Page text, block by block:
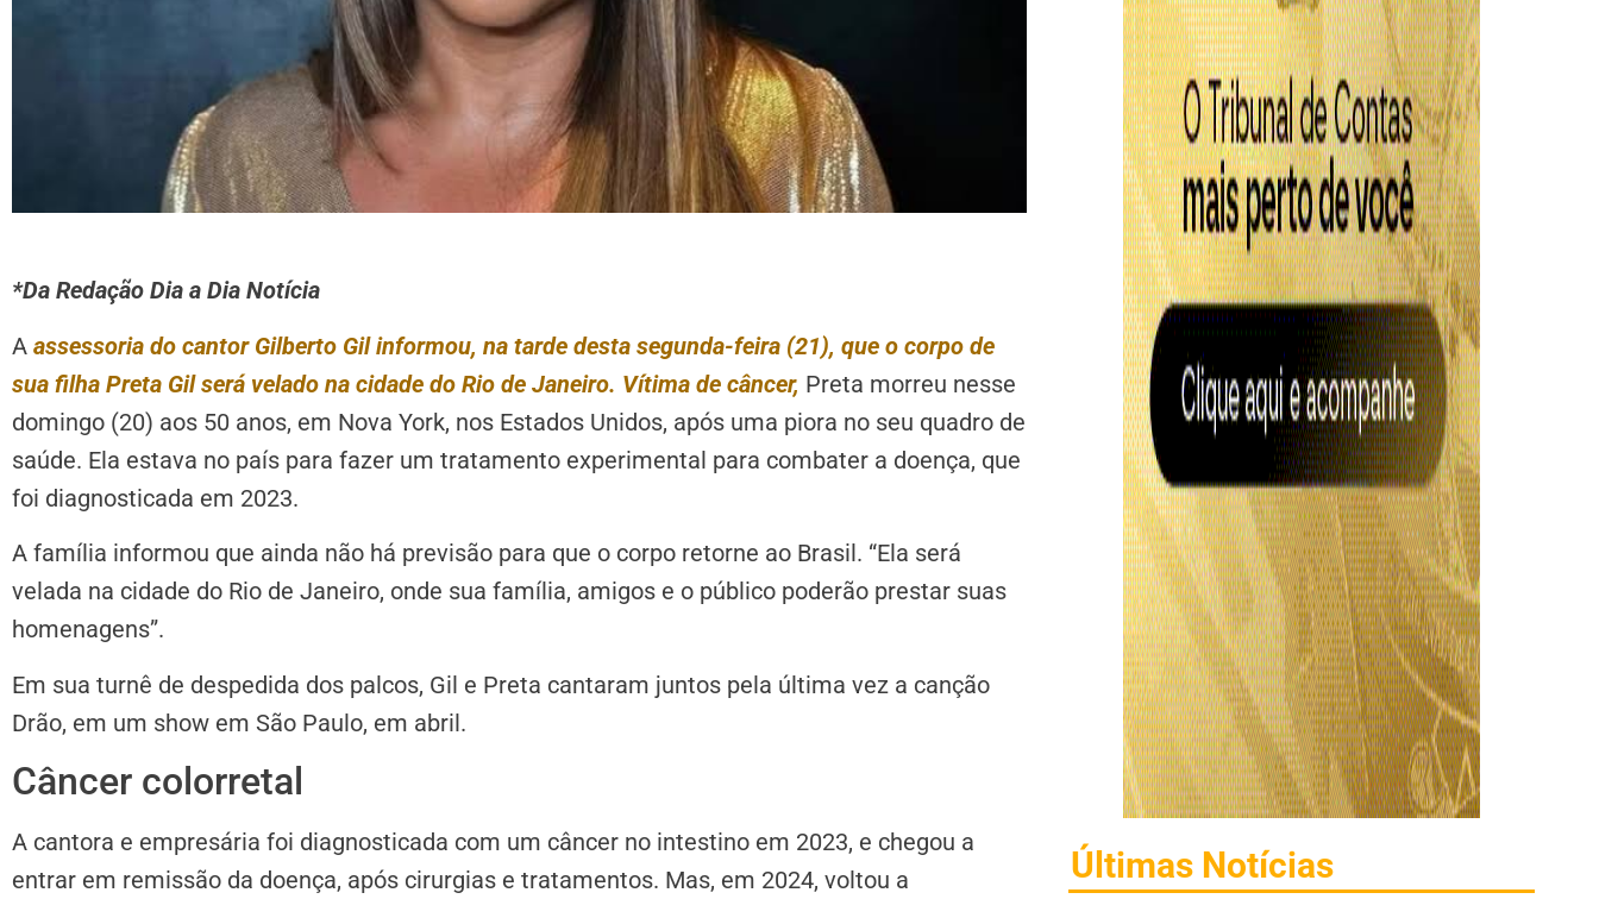
*Da Redação Dia a Dia Notícia
A assessoria do cantor Gilberto Gil informou, na tarde desta segunda-feira (21), que o corpo de
sua filha Preta Gil será velado na cidade do Rio de Janeiro. Vítima de câncer, Preta morreu nesse
domingo (20) aos 50 anos, em Nova York, nos Estados Unidos, após uma piora no seu quadro de
saúde. Ela estava no país para fazer um tratamento experimental para combater a doença, que
foi diagnosticada em 2023.
A família informou que ainda não há previsão para que o corpo retorne ao Brasil. “Ela será
velada na cidade do Rio de Janeiro, onde sua família, amigos e o público poderão prestar suas
homenagens”.
Em sua turnê de despedida dos palcos, Gil e Preta cantaram juntos pela última vez a canção
Drão, em um show em São Paulo, em abril.
Câncer colorretal
A cantora e empresária foi diagnosticada com um câncer no intestino em 2023, e chegou a
entrar em remissão da doença, após cirurgias e tratamentos. Mas, em 2024, voltou a
Últimas Notícias